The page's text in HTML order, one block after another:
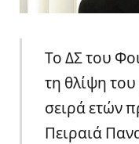
Το ΔΣ του
τη θλίψη
σειρά ετών
Πειραιά